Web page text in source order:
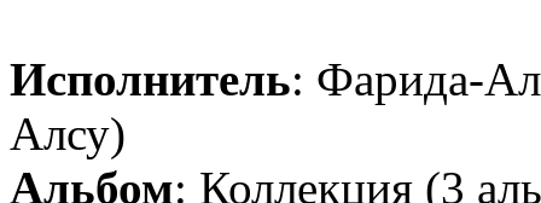
Исполнитель: Фарида-
Алсу)
Альбом: Коллекция (3